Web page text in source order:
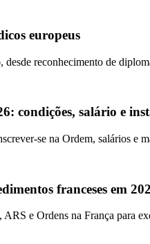
europeus
reconhecimento de
condições, salário e
se na Ordem, salários e
franceses em
e Ordens na França para